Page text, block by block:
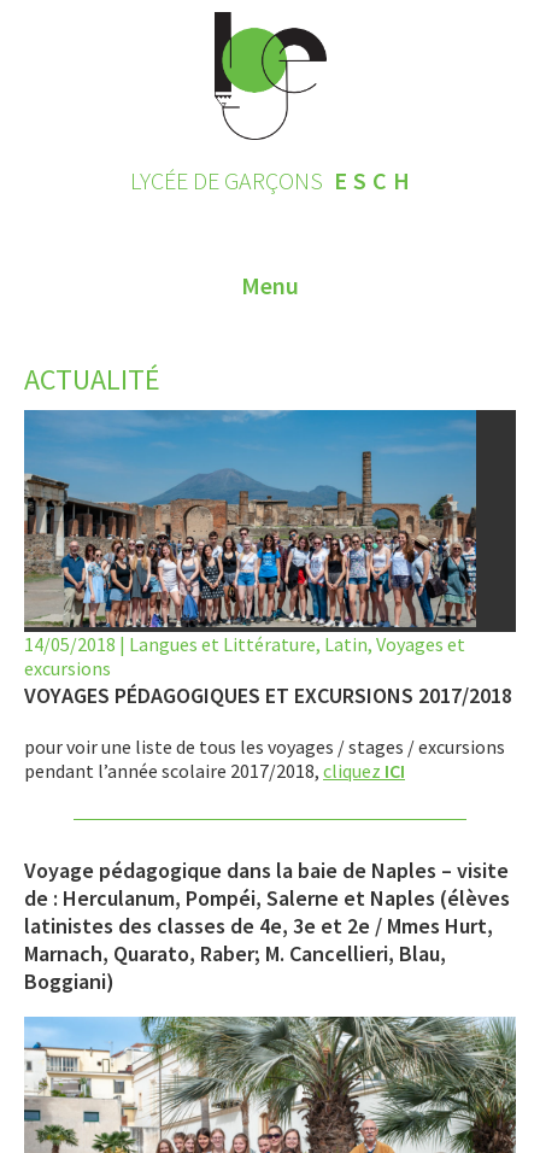
LYCÉE DE GARÇONS ESCH
Menu
CONTACT
INSCRIPTIONS 2026
LE LYCÉE
LET’S GO SCIENCE
ACTUALITÉ
AGENDA
SERVICES
APPLIS
ACTUALITÉ
14/05/2018 | Langues et Littérature, Latin, Voyages et
excursions
VOYAGES PÉDAGOGIQUES ET EXCURSIONS 2017/2018
pour voir une liste de tous les voyages / stages / excursions
pendant l’année scolaire 2017/2018, cliquez ICI
Voyage pédagogique dans la baie de Naples – visite
de : Herculanum, Pompéi, Salerne et Naples (élèves
latinistes des classes de 4e, 3e et 2e / Mmes Hurt,
Marnach, Quarato, Raber; M. Cancellieri, Blau,
Boggiani)